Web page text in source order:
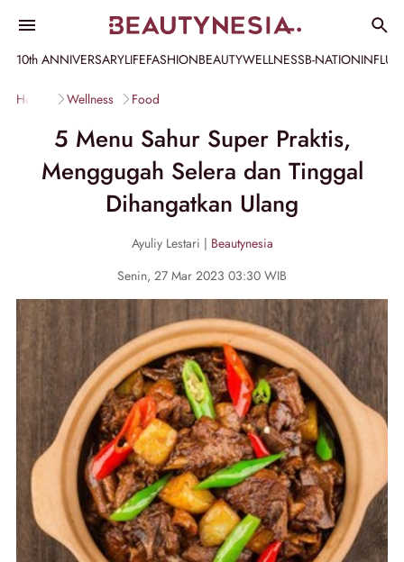
10th ANNIVERSARYLIFEFASHIONBEAUTYWELLNESSB-NATION
Home Wellness Food
5 Menu Sahur Super Praktis,
Menggugah Selera dan Tinggal
Dihangatkan Ulang
Ayuliy Lestari | Beautynesia
Senin, 27 Mar 2023 03:30 WIB